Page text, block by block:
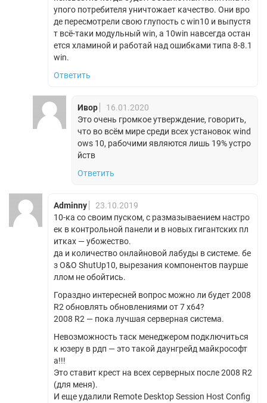
упого потребителя уничтожает качество. Они вро
де пересмотрели свою глупость с win10 и выпустя
т всё-таки модульный win, а 10win навсегда остан
ется хламиной и работай над ошибками типа 8-8.1
win.
Ответить
Ивор
16.01.2020
Это очень громкое утверждение, говорить,
что во всём мире среди всех установок wind
ows 10, рабочими являются лишь 19% устро
йств
Ответить
Adminny
23.10.2019
10-ка со своим пуском, с размазываением настро
ек в контрольной панели и в новых гигантских пл
итках — убожество.
да и количество онлайновой лабуды в системе. бе
з O&O ShutUp10, вырезания компонентов паурше
ллом не обойтись.
Гораздно интересней вопрос можно ли будет 2008
R2 обновлять обновлениями от 7 x64?
2008 R2 — пока лучшая серверная система.
Невозможность таск менеджером подключиться
к юзеру в рдп — это такой даунгрейд майкрософт
а!!!
Это ставит крест на всех серверных после 2008 R2
(для меня).
И еще удалили Remote Desktop Session Host Config